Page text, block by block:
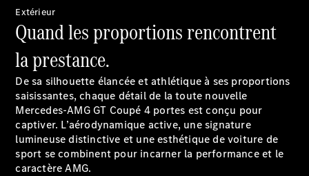
rechange
Brochure
Extérieur
Quand les proportions rencontrent
la prestance.
De sa silhouette élancée et athlétique à ses proportions
saisissantes, chaque détail de la toute nouvelle
Mercedes-AMG GT Coupé 4 portes est conçu pour
captiver. L’aérodynamique active, une signature
lumineuse distinctive et une esthétique de voiture de
sport se combinent pour incarner la performance et le
caractère AMG.